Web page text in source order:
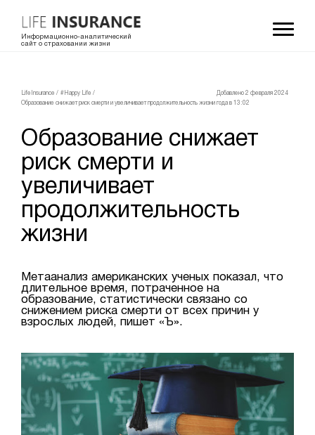
Информационно-аналитический
сайт о страховании жизни
LifeInsurance / #Happy Life /
Образование снижает риск смерти и увеличивает продолжительность жизни
Добавлено 2 февраля 2024
года в 13:02
Образование снижает
риск смерти и
увеличивает
продолжительность
жизни
Метаанализ американских ученых показал, что
длительное время, потраченное на
образование, статистически связано со
снижением риска смерти от всех причин у
взрослых людей, пишет «Ъ».